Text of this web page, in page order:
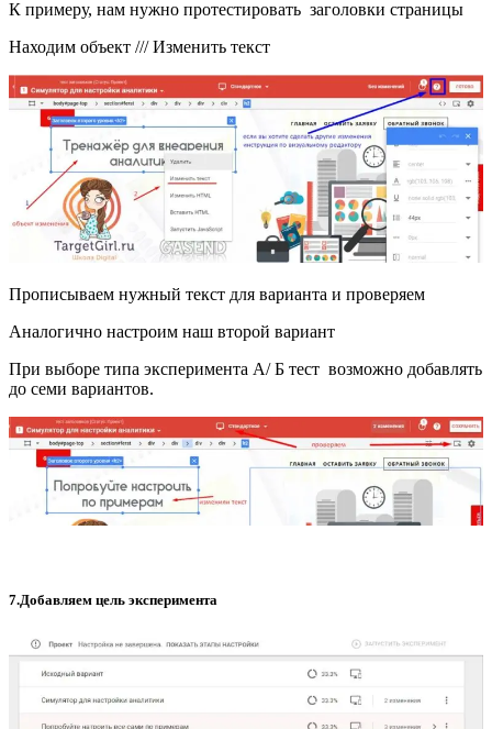
К примеру, нам нужно протестировать заголовки страницы
Находим объект /// Изменить текст
Прописываем нужный текст для варианта и проверяем
Аналогично настроим наш второй вариант
При выборе типа эксперимента A/ Б тест возможно добавлять
до семи вариантов.
7.Добавляем цель эксперимента